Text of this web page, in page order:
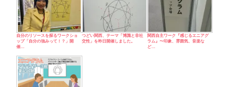
自分のリソースを探るワークショ
ップ「自分の強みって！？」開
催…
つどい関西、テーマ「博識と非社
交性」を昨日開催しました。
関西自主ワーク『感じるエニアグ
ラム』〜印象、雰囲気、音楽な
ど…